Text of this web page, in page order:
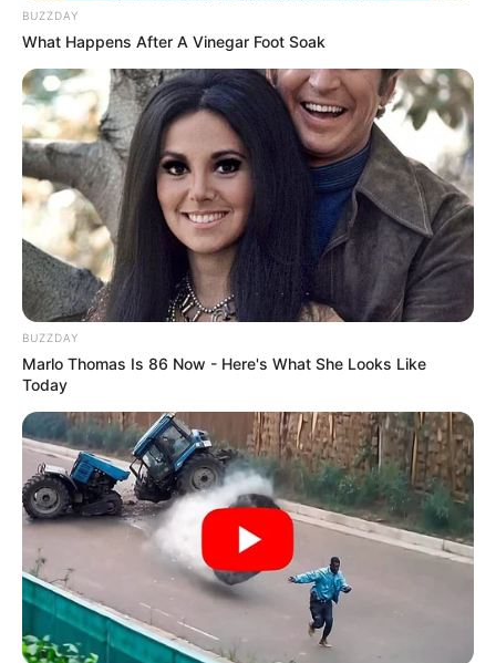
BUZZDAY
What Happens After A Vinegar Foot Soak
BUZZDAY
Marlo Thomas Is 86 Now - Here's What She Looks Like
Today